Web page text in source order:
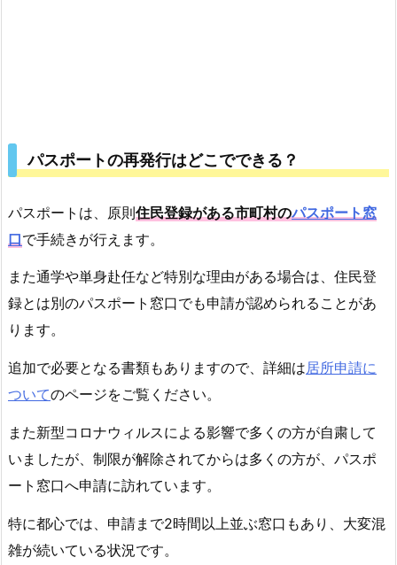
に
て
パ
ポ
ー
ト
け
取
6.
【海
外】
ス
ポ
パスポートの再発行はどこでできる？
パスポートは、原則住民登録がある市町村のパスポート窓
口で手続きが行えます。
また通学や単身赴任など特別な理由がある場合は、住民登
録とは別のパスポート窓口でも申請が認められることがあ
ります。
追加で必要となる書類もありますので、詳細は居所申請に
ついてのページをご覧ください。
また新型コロナウィルスによる影響で多くの方が自粛して
いましたが、制限が解除されてからは多くの方が、パスポ
ート窓口へ申請に訪れています。
特に都心では、申請まで2時間以上並ぶ窓口もあり、大変混
雑が続いている状況です。